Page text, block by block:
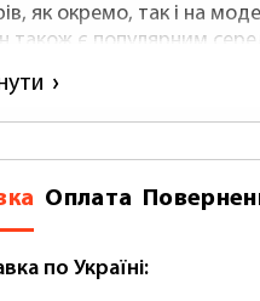
як окремо, так і на
також є популярним
та ведучих Youtube-
їм створювати
контент на
кольори.
вінілового 1,5 х 2,5
Оплата
по Україні: